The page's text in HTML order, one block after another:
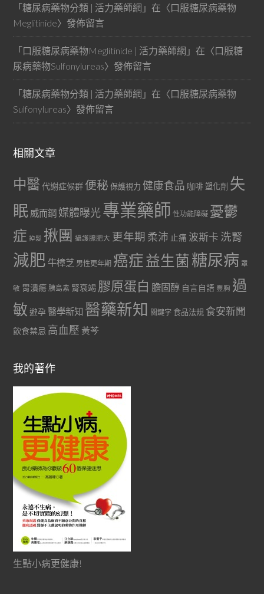
「糖尿病藥物分類 | 活力藥師網 」在〈口服糖尿病藥物
Meglitinide〉發佈留言
「口服糖尿病藥物Meglitinide | 活力藥師網 」在〈口服糖
尿病藥物Sulfonylureas〉發佈留言
「糖尿病藥物分類 | 活力藥師網 」在〈口服糖尿病藥物
Sulfonylureas〉發佈留言
相關文章
中醫代謝症候群 便秘 保護視力 健康食品 咖啡 塑化劑 失
眠 威而鋼 媒體曝光專業藥師 性功能障礙 憂鬱
症 掉髮 揪團 攝護腺肥大 更年期 柔沛 止痛 波斯卡 洗腎
減肥 牛樟芝 男性更年期 癌症益生菌 糖尿病 罩
敏 胃潰瘍 胰島素 腎衰竭 膠原蛋白 膽固醇 自言自語 豐胸 過
敏 避孕 醫學新知 醫藥新知 關鍵字 食品法規 食安新聞
飲食禁忌 高血壓 黃芩
我的著作
生點小病更健康!